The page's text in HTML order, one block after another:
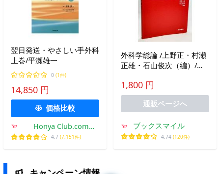
翌日発送・やさしい手外科
上巻/平瀬雄一
0 (1件)
14,850 円
価格比較
Honya Club.com
Yahoo!店
4.7 (7,151件)
外科学総論 /上野正・村瀬
正雄・石山俊次（編）/医
1,800 円
通販ページへ
ブックスマイル
4.74 (120件)